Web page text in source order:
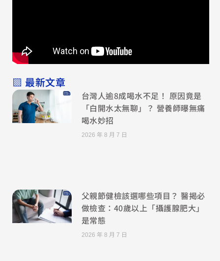
▧ 最新文章
台灣人逾8成喝水不足！ 原因竟是
「白開水太無聊」？ 營養師曝無痛
喝水妙招
2026 年 8 月 7 日
父親節健檢該選哪些項目？ 醫揭必
做檢查：40歲以上「攝護腺肥大」
是常態
2026 年 8 月 7 日